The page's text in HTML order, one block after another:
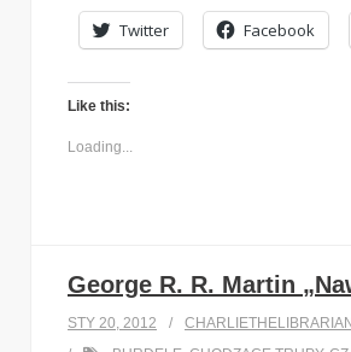
Twitter Facebook
Like this:
Loading...
George R. R. Martin
STY 20, 2012 CHARLIETHELIBRARIAN